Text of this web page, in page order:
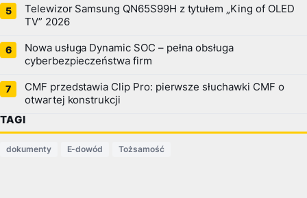
Telewizor Samsung QN65S99H z tytułem „King of OLED
TV” 2026
Nowa usługa Dynamic SOC – pełna obsługa
cyberbezpieczeństwa firm
CMF przedstawia Clip Pro: pierwsze słuchawki CMF o
otwartej konstrukcji
TAGI
dokumenty E-dowód Tożsamość